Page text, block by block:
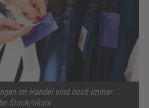
im Handel sind noch immer
Stock/oksix